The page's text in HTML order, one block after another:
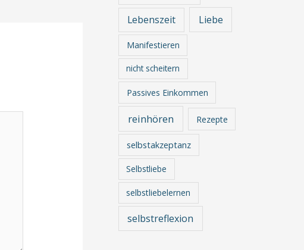
Lebenszeit Liebe
Manifestieren
nicht scheitern
Passives Einkommen
reinhören Rezepte
selbstakzeptanz
Selbstliebe
selbstliebelernen
selbstreflexion